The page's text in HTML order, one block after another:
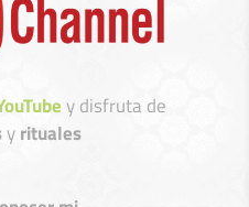
y disfruta de
yrituales